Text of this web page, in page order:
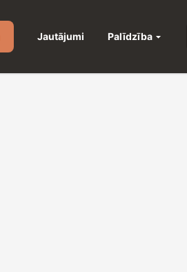
Jautājumi Palīdzība